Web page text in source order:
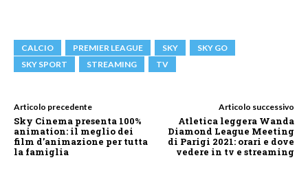
CALCIO PREMIER LEAGUE SKY
SKY GO
SKY SPORT
STREAMING TV
Articolo precedente
Sky Cinema presenta 100%
animation: il meglio dei
film d’animazione per tutta
la famiglia
Articolo successivo
Atletica leggera Wanda
Diamond League Meeting
di Parigi 2021: orari e dove
vedere in tv e streaming